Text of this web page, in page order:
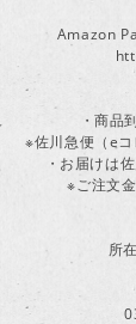
Amazon
・商品
※佐川急便（eコ
・お届けは
※ご注文金
所